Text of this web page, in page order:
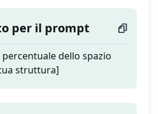
per il prompt
dello spazio
struttura]